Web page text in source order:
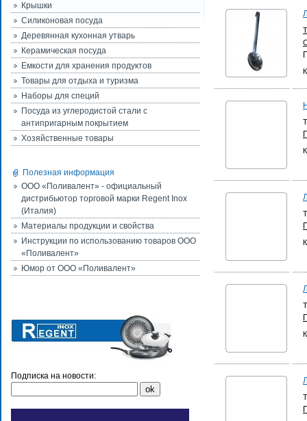
Крышки
Силиконовая посуда
Деревянная кухонная утварь
Керамическая посуда
Емкости для хранения продуктов
Товары для отдыха и туризма
Наборы для специй
Посуда из углеродистой стали с
антипригарным покрытием
Хозяйственные товары
Полезная информация
ООО «Поливалент» - официальный
дистрибьютор торговой марки Regent Inox
(Италия)
Материалы продукции и свойства
Инструкции по использованию товаров ООО
«Поливалент»
Юмор от ООО «Поливалент»
Подписка на новости: